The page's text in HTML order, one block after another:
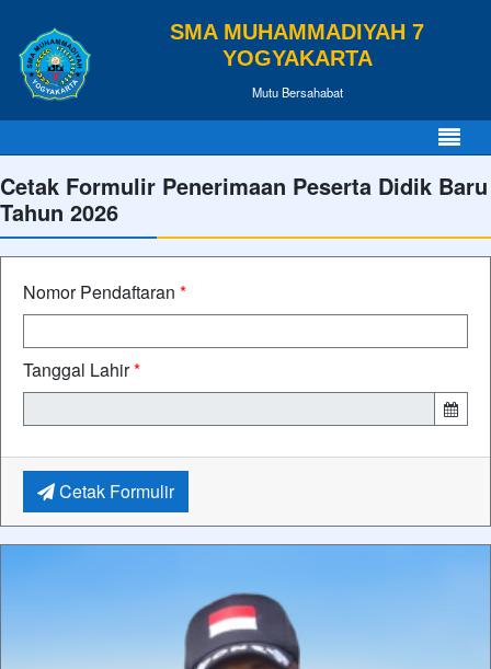
SMA MUHAMMADIYAH 7
YOGYAKARTA
Mutu Bersahabat
Cetak Formulir Penerimaan Peserta Didik Baru
Tahun 2026
Nomor Pendaftaran *
Tanggal Lahir*
Cetak Formulir